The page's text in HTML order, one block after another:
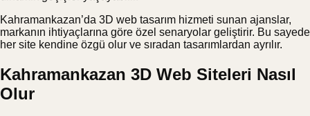
Kahramankazan’da 3D web tasarım hizmeti sunan ajanslar,
markanın ihtiyaçlarına göre özel senaryolar geliştirir. Bu sayede
her site kendine özgü olur ve sıradan tasarımlardan ayrılır.
Kahramankazan 3D Web Siteleri Nasıl
Olur